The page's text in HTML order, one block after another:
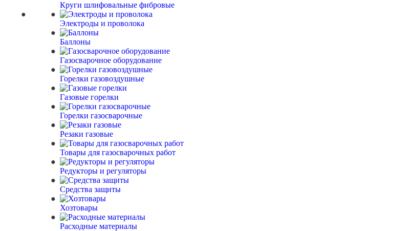
Круги шлифовальные фибровые
Электроды и проволока
Баллоны
Газосварочное оборудование
Горелки газовоздушные
Газовые горелки
Горелки газосварочные
Резаки газовые
Товары для газосварочных работ
Редукторы и регуляторы
Средства защиты
Хозтовары
Расходные материалы